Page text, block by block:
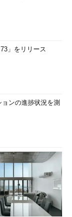
」をリリース
ンの進捗状況を測